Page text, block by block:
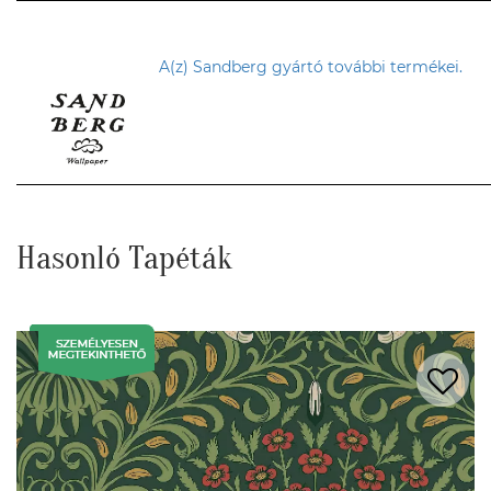
A(z) Sandberg gyártó további termékei.
Hasonló Tapéták